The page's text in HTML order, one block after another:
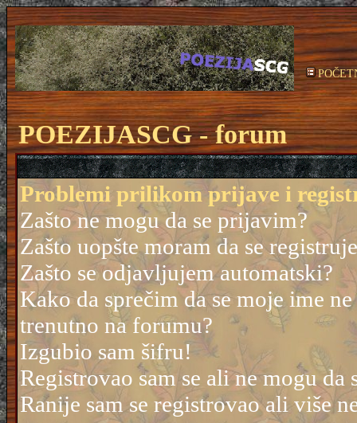
POEZIJASCG - forum
Problemi prilikom prijave i
Zašto ne mogu da se prijavim?
Zašto uopšte moram da se
Zašto se odjavljujem automatski?
Kako da sprečim da se moje ime
trenutno na forumu?
Izgubio sam šifru!
Registrovao sam se ali ne mogu
Ranije sam se registrovao ali više